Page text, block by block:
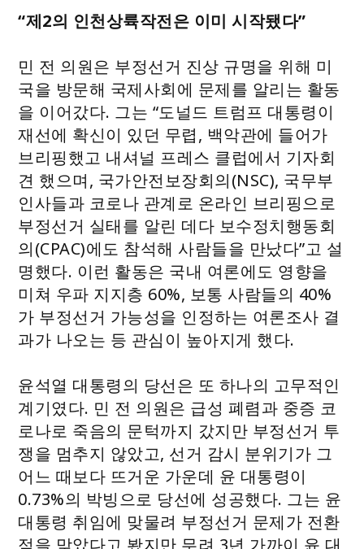
“제2의 인천상륙작전은 이미 시작됐다”
민 전 의원은 부정선거 진상 규명을 위해 미
국을 방문해 국제사회에 문제를 알리는 활동
을 이어갔다. 그는 “도널드 트럼프 대통령이
재선에 확신이 있던 무렵, 백악관에 들어가
브리핑했고 내셔널 프레스 클럽에서 기자회
견 했으며, 국가안전보장회의(NSC), 국무부
인사들과 코로나 관계로 온라인 브리핑으로
부정선거 실태를 알린 데다 보수정치행동회
의(CPAC)에도 참석해 사람들을 만났다”고 설
명했다. 이런 활동은 국내 여론에도 영향을
미쳐 우파 지지층 60%, 보통 사람들의 40%
가 부정선거 가능성을 인정하는 여론조사 결
과가 나오는 등 관심이 높아지게 했다.
윤석열 대통령의 당선은 또 하나의 고무적인
계기였다. 민 전 의원은 급성 폐렴과 중증 코
로나로 죽음의 문턱까지 갔지만 부정선거 투
쟁을 멈추지 않았고, 선거 감시 분위기가 그
어느 때보다 뜨거운 가운데 윤 대통령이
0.73%의 박빙으로 당선에 성공했다. 그는 윤
대통령 취임에 맞물려 부정선거 문제가 전환